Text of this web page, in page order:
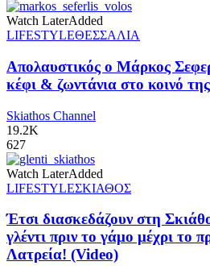
Watch LaterAdded
LIFESTYLEΘΕΣΣΑΛΙΑ
Απολαυστικός ο Μάρκος
κέφι & ζωντάνια στο κοινό
Skiathos Channel
19.2K
627
Watch LaterAdded
LIFESTYLEΣΚΙΑΘΟΣ
Έτσι διασκεδάζουν στη
γλέντι πριν το γάμο μέχρι το
Λατρεία! (Video)